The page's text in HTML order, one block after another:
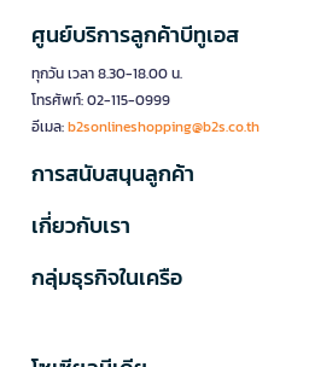
ศูนย์บริการลูกค้าบีทูเอส
ทุกวัน เวลา 8.30-18.00 น.
โทรศัพท์: 02-115-0999
อีเมล:b2sonlineshopping@b2s.co.th
การสนับสนุนลูกค้า
เกี่ยวกับเรา
กลุ่มธุรกิจในเครือ